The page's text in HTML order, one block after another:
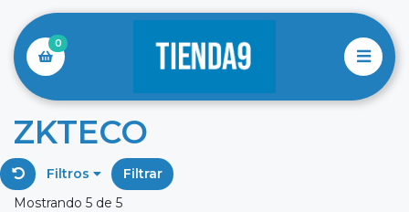
0
ZKTECO
Filtros
Filtrar
Mostrando 5 de 5